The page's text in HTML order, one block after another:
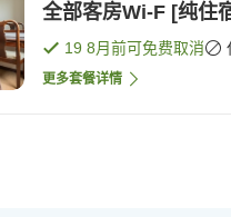
全部客房Wi-F [纯住
19 8月前可免费取消
更多套餐详情